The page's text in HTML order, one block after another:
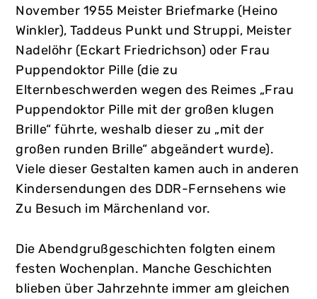
November 1955 Meister Briefmarke (Heino
Winkler), Taddeus Punkt und Struppi, Meister
Nadelöhr (Eckart Friedrichson) oder Frau
Puppendoktor Pille (die zu
Elternbeschwerden wegen des Reimes „Frau
Puppendoktor Pille mit der großen klugen
Brille“ führte, weshalb dieser zu „mit der
großen runden Brille“ abgeändert wurde).
Viele dieser Gestalten kamen auch in anderen
Kindersendungen des DDR-Fernsehens wie
Zu Besuch im Märchenland vor.
Die Abendgrußgeschichten folgten einem
festen Wochenplan. Manche Geschichten
blieben über Jahrzehnte immer am gleichen